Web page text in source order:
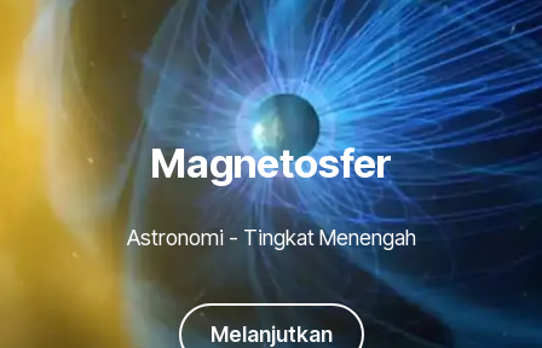
Magnetosfer
Astronomi - Tingkat Menengah
Melanjutkan